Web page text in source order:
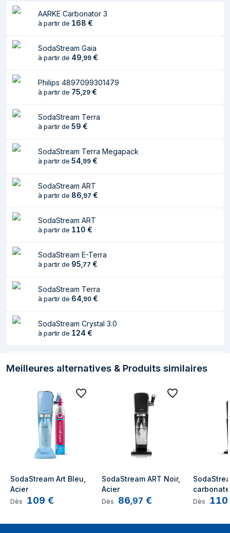
AARKE Carbonator 3
à partir de 168 €
SodaStream Gaia
à partir de 49,99 €
Philips 4897099301479
à partir de 75,29 €
SodaStream Terra
à partir de 59 €
SodaStream Terra Megapack
à partir de 54,99 €
SodaStream ART
à partir de 86,97 €
SodaStream ART
à partir de 110 €
SodaStream E-Terra
à partir de 95,77 €
SodaStream Terra
à partir de 64,90 €
SodaStream Crystal 3.0
à partir de 124 €
Meilleures alternatives & Produits similaires
SodaStream Art Bleu,
Acier
Dès 109 €
SodaStream ART Noir,
Acier
Dès 86,97 €
Plastique
Dès 110